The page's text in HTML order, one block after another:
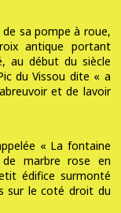
sa pompe à roue,
antique portant
au début du siècle
du Vissou dite « a
et de lavoir
« La fontaine
marbre rose en
édifice surmonté
sur le coté droit du